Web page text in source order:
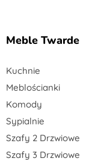
Meble Twarde
Kuchnie
Meblościanki
Komody
Sypialnie
Szafy 2 Drzwiowe
Szafy 3 Drzwiowe